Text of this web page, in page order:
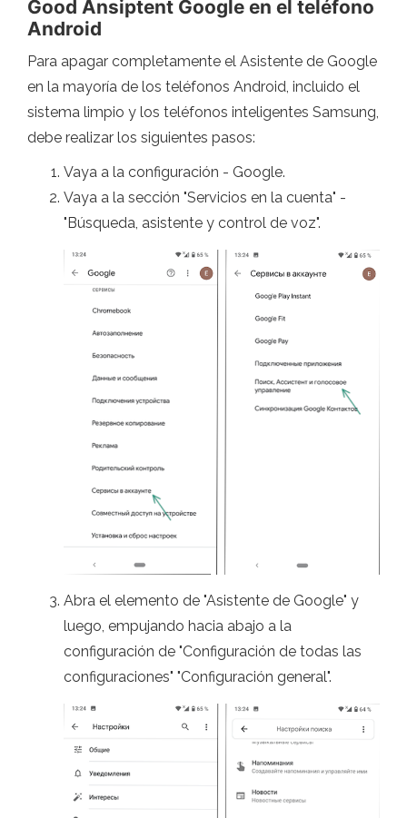
Good Ansiptent Google en el teléfono
Android
Para apagar completamente el Asistente de Google
en la mayoría de los teléfonos Android, incluido el
sistema limpio y los teléfonos inteligentes Samsung,
debe realizar los siguientes pasos:
Vaya a la configuración - Google.
Vaya a la sección "Servicios en la cuenta" -
"Búsqueda, asistente y control de voz".
Abra el elemento de "Asistente de Google" y
luego, empujando hacia abajo a la
configuración de "Configuración de todas las
configuraciones" "Configuración general".